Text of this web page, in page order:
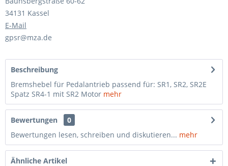
34131 Kassel
E-Mail
gpsr@mza.de
Beschreibung
Bremshebel für Pedalantrieb passend für: SR1, SR2, SR2E
Spatz SR4-1 mit SR2 Motor mehr
Bewertungen
0
Bewertungen lesen, schreiben und diskutieren... mehr
Ähnliche Artikel